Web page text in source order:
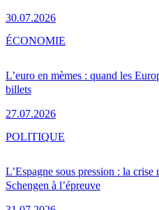
30.07.2026
L’euro en mèmes : quand les
billets
27.07.2026
ÉCONOMIE
L’Espagne sous pression : la
Schengen à l’épreuve
POLITIQUE